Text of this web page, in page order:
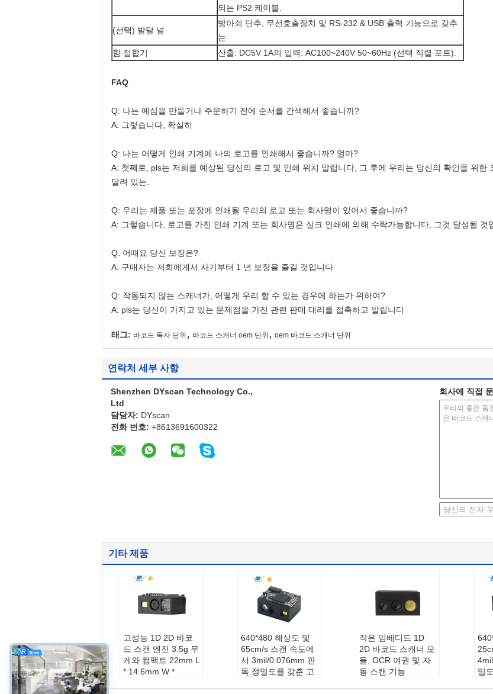
되는 PS2 케이블.
(선택) 발달 널
방아쇠 단추, 무선호츨장치 및 RS-232 & USB 출력 기능으로 갖추
는.
힘 접합기
산출: DC5V 1A의 입력: AC100~240V 50~60Hz (선택 직렬 포트).
FAQ
Q: 나는 예심을 만들거나 주문하기 전에 순서를 간색해서 좋습니까?
A: 그렇습니다, 확실히
Q: 나는 어떻게 인쇄 기계에 나의 로고를 인쇄해서 좋습니까? 얼마?
A: 첫째로, pls는 저희를 예상된 당신의 로고 및 인쇄 위치 알립니다, 그 후에 우리는 당신의 확인을 위한
달려 있는.
Q: 우리는 제품 또는 포장에 인쇄될 우리의 로고 또는 회사명이 있어서 좋습니까?
A: 그렇습니다, 로고를 가진 인쇄 기계 또는 회사명은 실크 인쇄에 의해 수락가능합니다, 그것 달성될 것
Q: 어때요 당신 보장은?
A: 구매자는 저희에게서 사기부터 1 년 보장을 즐길 것입니다
Q: 작동되지 않는 스캐너가, 어떻게 우리 할 수 있는 경우에 하는가 위하여?
A: pls는 당신이 가지고 있는 문제점을 가진 관련 판매 대리를 접촉하고 알립니다
태그: 바코드 독자 단위 , 바코드 스캐너 oem 단위 , oem 바코드 스캐너 단위
연락처 세부 사항
Shenzhen DYscan Technology Co.,
Ltd
담당자: DYscan
전화 번호: +8613691600322
회사에 직접
기타 제품
고성능 1D 2D 바코
드 스캔 엔진 3.5g 무
게와 컴팩트 22mm L
* 14.6mm W *
640*480 해상도 및
65cm/s 스캔 속도에
서 3mil/0.076mm 판
독 정밀도를 갖춘 고
작은 임베디드 1D
2D 바코드 스캐너 모
듈, OCR 여권 및 자
동 스캔 기능
밀